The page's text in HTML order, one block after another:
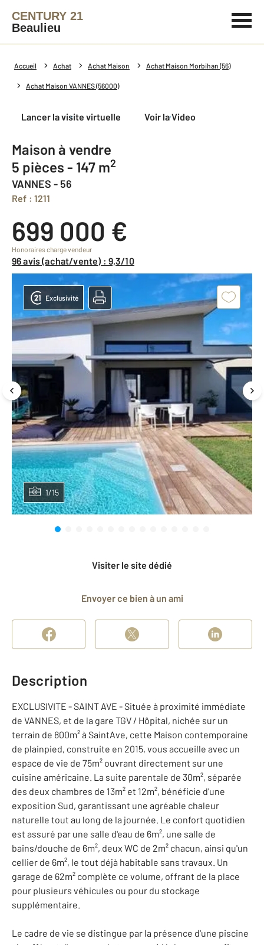
CENTURY 21
Beaulieu
Accueil Achat Achat Maison Achat Maison Morbihan (56)
Achat Maison VANNES (56000)
Lancer la visite virtuelle Voir la Video
Maison à vendre
5 pièces - 147 m2
VANNES - 56
Ref : 1211
699 000 €
Honoraires charge vendeur
96 avis (achat/vente) : 9,3/10
1/15
Exclusivité
Visiter le site dédié
Envoyer ce bien à un ami
Description
EXCLUSIVITE - SAINT AVE - Située à proximité immédiate
de VANNES, et de la gare TGV / Hôpital, nichée sur un
terrain de 800m² à SaintAve, cette Maison contemporaine
de plainpied, construite en 2015, vous accueille avec un
espace de vie de 75m² ouvrant directement sur une
cuisine américaine. La suite parentale de 30m², séparée
des deux chambres de 13m² et 12m², bénéficie d'une
exposition Sud, garantissant une agréable chaleur
naturelle tout au long de la journée. Le confort quotidien
est assuré par une salle d'eau de 6m², une salle de
bains/douche de 6m², deux WC de 2m² chacun, ainsi qu'un
cellier de 6m², le tout déjà habitable sans travaux. Un
garage de 62m² complète ce volume, offrant de la place
pour plusieurs véhicules ou pour du stockage
supplémentaire.
Le cadre de vie se distingue par la présence d'une piscine